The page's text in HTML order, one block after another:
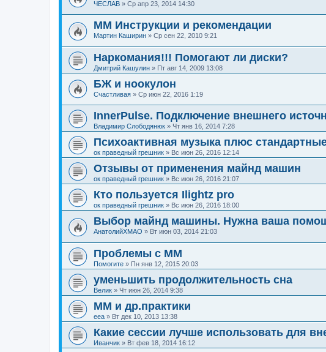
ЧЕСЛАВ » Ср апр 23, 2014 14:30
ММ Инструкции и рекомендации
Мартин Каширин » Ср сен 22, 2010 9:21
Наркомания!!! Помогают ли диски?
Дмитрий Кашулин » Пт авг 14, 2009 13:08
БЖ и ноокулон
Счастливая » Ср июн 22, 2016 1:19
InnerPulse. Подключение внешнего
Владимир Слободянюк » Чт янв 16, 2014 7:28
Психоактивная музыка плюс
ок праведный грешник » Вс июн 26, 2016 12:14
Отзывы от применения майнд машин
ок праведный грешник » Вс июн 26, 2016 21:07
Кто пользуется Ilightz pro
ок праведный грешник » Вс июн 26, 2016 18:00
Выбор майнд машины. Нужна ваша
АнатолийХМАО » Вт июн 03, 2014 21:03
Проблемы с ММ
Помогите » Пн янв 12, 2015 20:03
уменьшить продолжительность сна
Велик » Чт июн 26, 2014 9:38
ММ и др.практики
ееа » Вт дек 10, 2013 13:38
Какие сессии лучше использовать для
Иванчик » Вт фев 18, 2014 16:12